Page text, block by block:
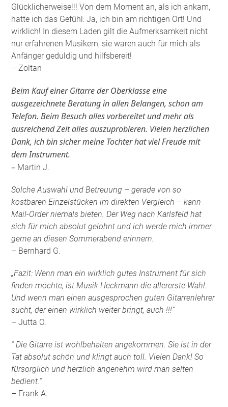
Glücklicherweise!!! Von dem Moment an, als ich ankam,
hatte ich das Gefühl: Ja, ich bin am richtigen Ort! Und
wirklich! In diesem Laden gilt die Aufmerksamkeit nicht
nur erfahrenen Musikern, sie waren auch für mich als
Anfänger geduldig und hilfsbereit!
– Zoltan
Beim Kauf einer Gitarre der Oberklasse eine
ausgezeichnete Beratung in allen Belangen, schon am
Telefon. Beim Besuch alles vorbereitet und mehr als
ausreichend Zeit alles auszuprobieren. Vielen herzlichen
Dank, ich bin sicher meine Tochter hat viel Freude mit
dem Instrument.
– Martin J.
Solche Auswahl und Betreuung – gerade von so
kostbaren Einzelstücken im direkten Vergleich – kann
Mail-Order niemals bieten. Der Weg nach Karlsfeld hat
sich für mich absolut gelohnt und ich werde mich immer
gerne an diesen Sommerabend erinnern.
– Bernhard G.
„Fazit: Wenn man ein wirklich gutes Instrument für sich
finden möchte, ist Musik Heckmann die allererste Wahl.
Und wenn man einen ausgesprochen guten Gitarrenlehrer
sucht, der einen wirklich weiter bringt, auch !!!“
– Jutta O.
“ Die Gitarre ist wohlbehalten angekommen. Sie ist in der
Tat absolut schön und klingt auch toll. Vielen Dank! So
fürsorglich und herzlich angenehm wird man selten
bedient.“
– Frank A.